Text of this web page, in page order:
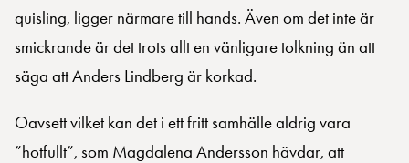
quisling, ligger närmare till hands. Även om det inte är
smickrande är det trots allt en vänligare tolkning än att
säga att Anders Lindberg är korkad.
Oavsett vilket kan det i ett fritt samhälle aldrig vara
”hotfullt”, som Magdalena Andersson hävdar, att